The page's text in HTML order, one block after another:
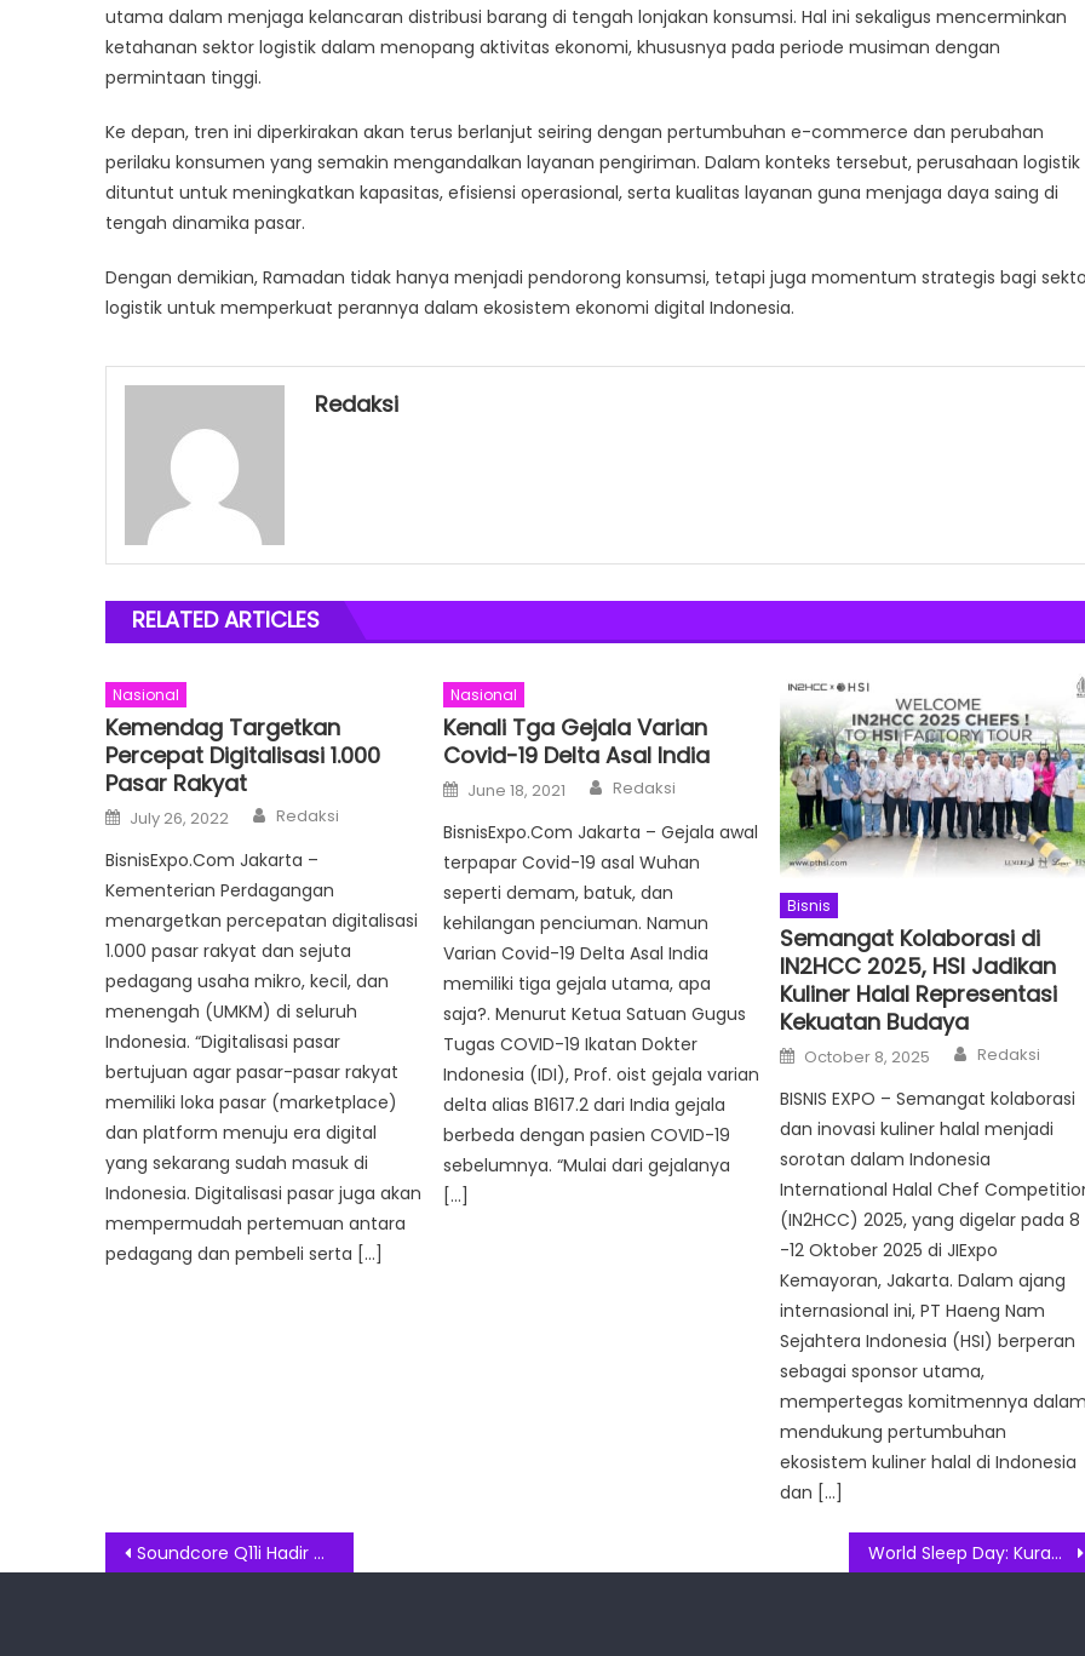
utama dalam menjaga kelancaran distribusi barang di tengah lonjakan konsumsi. Hal ini sekaligus mencerminkan
ketahanan sektor logistik dalam menopang aktivitas ekonomi, khususnya pada periode musiman dengan
permintaan tinggi.
Ke depan, tren ini diperkirakan akan terus berlanjut seiring dengan pertumbuhan e-commerce dan perubahan
perilaku konsumen yang semakin mengandalkan layanan pengiriman. Dalam konteks tersebut, perusahaan logistik
dituntut untuk meningkatkan kapasitas, efisiensi operasional, serta kualitas layanan guna menjaga daya saing di
tengah dinamika pasar.
Dengan demikian, Ramadan tidak hanya menjadi pendorong konsumsi, tetapi juga momentum strategis bagi
logistik untuk memperkuat perannya dalam ekosistem ekonomi digital Indonesia.
Redaksi
RELATED ARTICLES
Nasional
Kemendag Targetkan
Percepat Digitalisasi 1.000
Pasar Rakyat
Posted
on
July 26, 2022 Author
Redaksi
BisnisExpo.Com Jakarta –
Kementerian Perdagangan
menargetkan percepatan digitalisasi
1.000 pasar rakyat dan sejuta
pedagang usaha mikro, kecil, dan
menengah (UMKM) di seluruh
Indonesia. “Digitalisasi pasar
bertujuan agar pasar-pasar rakyat
memiliki loka pasar (marketplace)
dan platform menuju era digital
yang sekarang sudah masuk di
Indonesia. Digitalisasi pasar juga akan
mempermudah pertemuan antara
pedagang dan pembeli serta […]
Nasional
Kenali Tga Gejala Varian
Covid-19 Delta Asal India
Posted
on
June 18, 2021 Author
Redaksi
BisnisExpo.Com Jakarta – Gejala awal
terpapar Covid-19 asal Wuhan
seperti demam, batuk, dan
kehilangan penciuman. Namun
Varian Covid-19 Delta Asal India
memiliki tiga gejala utama, apa
saja?. Menurut Ketua Satuan Gugus
Tugas COVID-19 Ikatan Dokter
Indonesia (IDI), Prof. oist gejala varian
delta alias B1617.2 dari India gejala
berbeda dengan pasien COVID-19
sebelumnya. “Mulai dari gejalanya
[…]
Bisnis
Semangat Kolaborasi di
IN2HCC 2025, HSI Jadikan
Kuliner Halal Representasi
Kekuatan Budaya
Posted
on
October 8, 2025 Author
Redaksi
BISNIS EXPO – Semangat kolaborasi
dan inovasi kuliner halal menjadi
sorotan dalam Indonesia
International Halal Chef
(IN2HCC) 2025, yang digelar pada 8
-12 Oktober 2025 di JIExpo
Kemayoran, Jakarta. Dalam ajang
internasional ini, PT Haeng Nam
Sejahtera Indonesia (HSI) berperan
sebagai sponsor utama,
mempertegas komitmennya
mendukung pertumbuhan
ekosistem kuliner halal di Indonesia
dan […]
Post
Soundcore Q11i Hadir dengan Audio Hi-Res dan Desain Ergonomis World Sleep Day: Kurang Tidur Picu Emosi Labil Saat Puasa, Ini Penjelasan Garmin